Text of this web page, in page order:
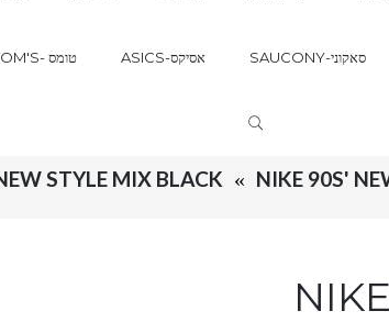
TOM'S- טומס ASICS-אסיקס SAUCONY-סאקוני
NIKE 90S'
STYLE MIX BLACK